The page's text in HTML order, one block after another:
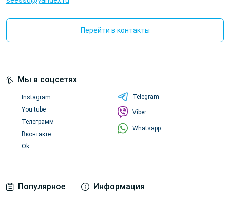
Перейти в контакты
Популярное Информация
Мы в соцсетях
Instagram
You tube
Телеграмм
Вконтакте
Ok
Telegram
Viber
Whatsapp